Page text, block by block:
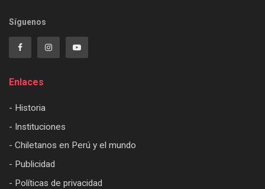
Síguenos
Enlaces
- Historia
- Instituciones
- Chiletanos en Perú y el mundo
- Publicidad
- Políticas de privacidad